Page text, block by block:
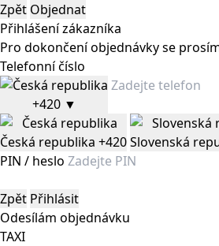
Zpět Objednat
Přihlášení zákazníka
Pro dokončení objednávky se
Telefonní číslo
+420 ▼
Česká republika +420Slovenská
PIN / heslo
Zpět Přihlásit
Odesílám objednávku
TAXI